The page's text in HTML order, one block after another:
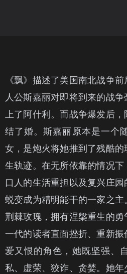
《飘》描述了美国南北战争
人公斯嘉丽对即将到来的战
上了阿什利。而战争爆发后
结了婚。斯嘉丽原本是一个
女，是炮火将她推到了残酷
生轨迹。在无所依靠的情况
口人的生活重担以及复兴庄
蜕变成为精明能干的一家之
荆棘玫瑰，拥有涅槃重生的
一代的读者直面挫折、重新
爱又恨的角色，她既坚强、
私、虚荣、狡诈、贪婪。她年